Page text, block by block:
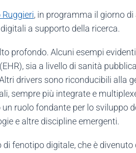
Ruggieri, in programma il giorno
a supporto della ricerca.
profondo. Alcuni esempi
sia a livello di sanità
drivers sono riconducibili alla
sempre più integrate e
ruolo fondante per lo sviluppo
e altre discipline emergenti.
fenotipo digitale, che è